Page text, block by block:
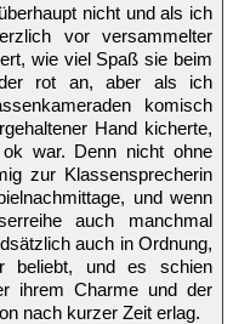
nicht und als ich
vor versammelter
wie viel Spaß sie beim
rot an, aber als ich
komisch
Hand kicherte,
war. Denn nicht ohne
zur Klassensprecherin
und wenn
auch manchmal
auch in Ordnung,
beliebt, und es schien
ihrem Charme und der
nach kurzer Zeit erlag.